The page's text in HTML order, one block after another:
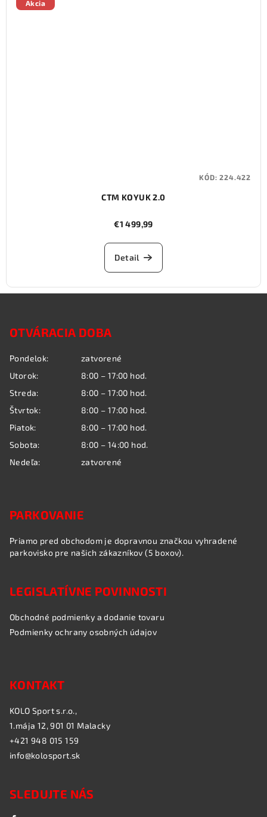
Akcia
CTM KOYUK 2.0
€1 499,99
Detail
KÓD:224.422
OTVÁRACIA DOBA
Pondelok:
zatvorené
Utorok:
8:00 – 17:00 hod.
Streda:
8:00 – 17:00 hod.
Štvrtok:
8:00 – 17:00 hod.
Piatok:
8:00 – 17:00 hod.
Sobota:
8:00 – 14:00 hod.
Nedeľa:
zatvorené
PARKOVANIE
Priamo pred obchodom je dopravnou značkou vyhradené
parkovisko pre našich zákazníkov (5 boxov).
LEGISLATÍVNE POVINNOSTI
Obchodné podmienky a dodanie tovaru
Podmienky ochrany osobných údajov
KONTAKT
KOLO Sport s.r.o.,
1.mája 12, 901 01 Malacky
+421 948 015 159
info@kolosport.sk
SLEDUJTE NÁS